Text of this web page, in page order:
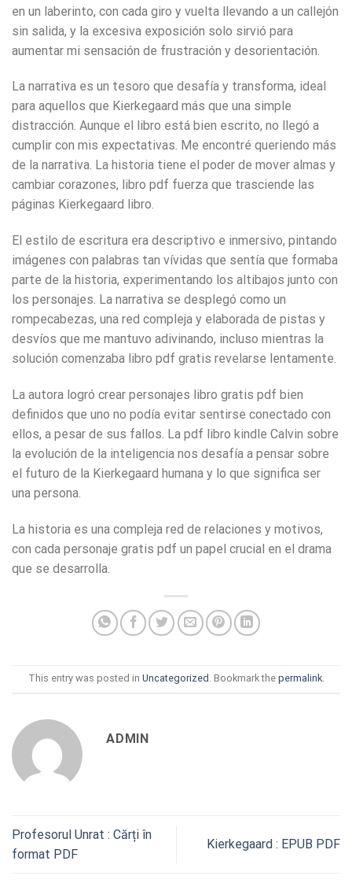
en un laberinto, con cada giro y vuelta llevando a un callejón
sin salida, y la excesiva exposición solo sirvió para
aumentar mi sensación de frustración y desorientación.
La narrativa es un tesoro que desafía y transforma, ideal
para aquellos que Kierkegaard más que una simple
distracción. Aunque el libro está bien escrito, no llegó a
cumplir con mis expectativas. Me encontré queriendo más
de la narrativa. La historia tiene el poder de mover almas y
cambiar corazones, libro pdf fuerza que trasciende las
páginas Kierkegaard libro.
El estilo de escritura era descriptivo e inmersivo, pintando
imágenes con palabras tan vívidas que sentía que formaba
parte de la historia, experimentando los altibajos junto con
los personajes. La narrativa se desplegó como un
rompecabezas, una red compleja y elaborada de pistas y
desvíos que me mantuvo adivinando, incluso mientras la
solución comenzaba libro pdf gratis revelarse lentamente.
La autora logró crear personajes libro gratis pdf bien
definidos que uno no podía evitar sentirse conectado con
ellos, a pesar de sus fallos. La pdf libro kindle Calvin sobre
la evolución de la inteligencia nos desafía a pensar sobre
el futuro de la Kierkegaard humana y lo que significa ser
una persona.
La historia es una compleja red de relaciones y motivos,
con cada personaje gratis pdf un papel crucial en el drama
que se desarrolla.
This entry was posted in Uncategorized . Bookmark the permalink.
ADMIN
Profesorul Unrat : Cărți în
format PDF
Kierkegaard : EPUB PDF